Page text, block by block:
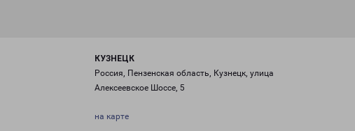
КУЗНЕЦК
Россия, Пензенская область, Кузнецк, улица
Алексеевское Шоссе, 5
на карте